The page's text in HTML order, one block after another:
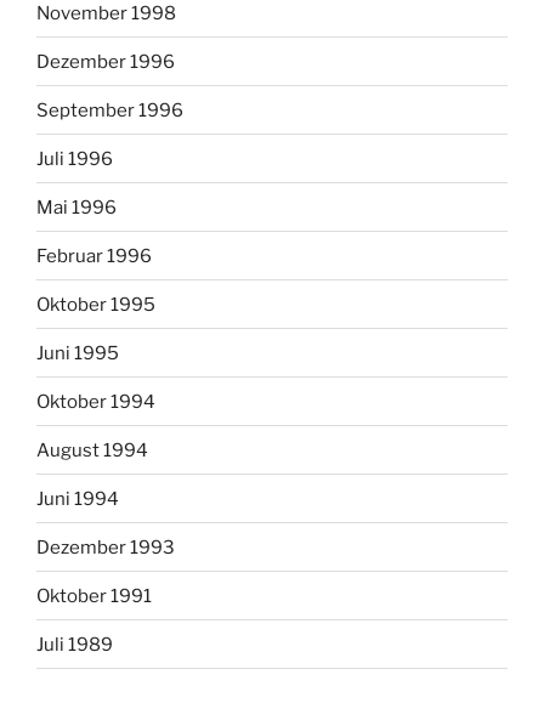
November 1998
Dezember 1996
September 1996
Juli 1996
Mai 1996
Februar 1996
Oktober 1995
Juni 1995
Oktober 1994
August 1994
Juni 1994
Dezember 1993
Oktober 1991
Juli 1989